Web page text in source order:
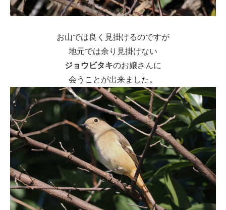
お山では良く見掛けるのですが
地元では余り見掛けない
ジョウビタキのお嬢さんに
会うことが出来ました。